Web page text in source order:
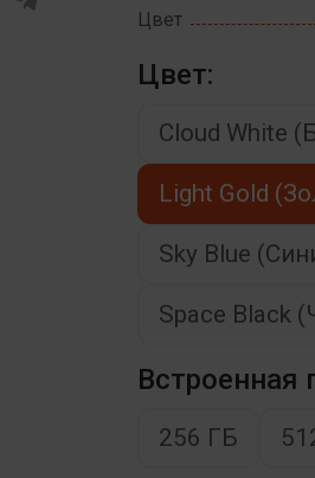
Цвет
Цвет:
Cloud White
Light Gold
Sky Blue
Space Black
Встроенная
256 ГБ